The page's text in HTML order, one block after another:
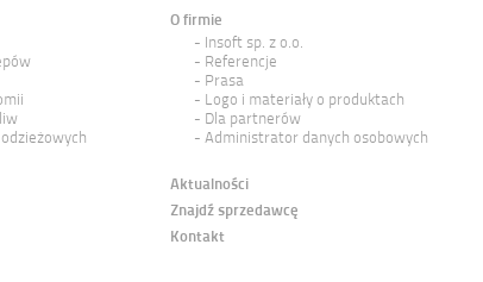
O firmie
Insoft sp. z o.o.
Referencje
Prasa
Logo i materiały o produktach
Dla partnerów
Administrator danych osobowych
Aktualności
Znajdź sprzedawcę
Kontakt